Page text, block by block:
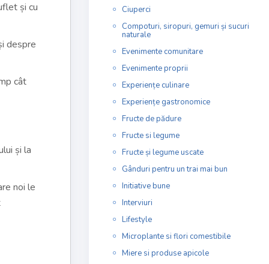
și cu
despre
cât
și la
noi le
Ciuperci
Compoturi, siropuri, gemuri și sucuri
naturale
Evenimente comunitare
Evenimente proprii
Experiențe culinare
Experiențe gastronomice
Fructe de pădure
Fructe si legume
Fructe și legume uscate
Gânduri pentru un trai mai bun
Initiative bune
Interviuri
Lifestyle
Microplante si flori comestibile
Miere si produse apicole